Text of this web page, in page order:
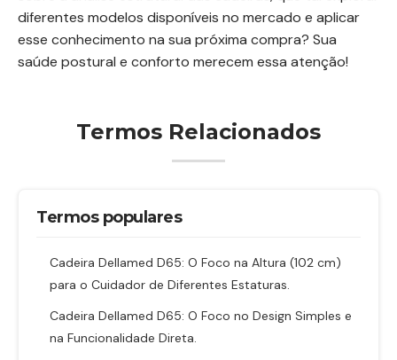
diferentes modelos disponíveis no mercado e aplicar
esse conhecimento na sua próxima compra? Sua
saúde postural e conforto merecem essa atenção!
Termos Relacionados
Termos populares
Cadeira Dellamed D65: O Foco na Altura (102 cm)
para o Cuidador de Diferentes Estaturas.
Cadeira Dellamed D65: O Foco no Design Simples e
na Funcionalidade Direta.